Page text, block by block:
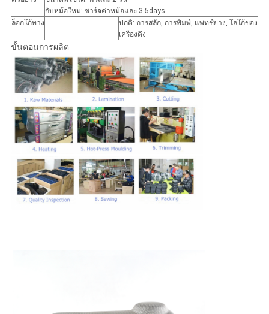
กับหม้อใหม่: ชาร์จค่าหม้อและ 3-5days
ล็อกโก้ทาง
ปกติ: การสลัก, การพิมพ์, แพทช์ยาง, โลโก้ของ
เครื่องดึง
ขั้นตอนการผลิต